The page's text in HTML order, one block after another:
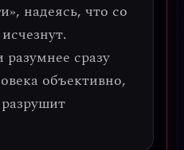
надеясь, что со
разумнее сразу
объективно,